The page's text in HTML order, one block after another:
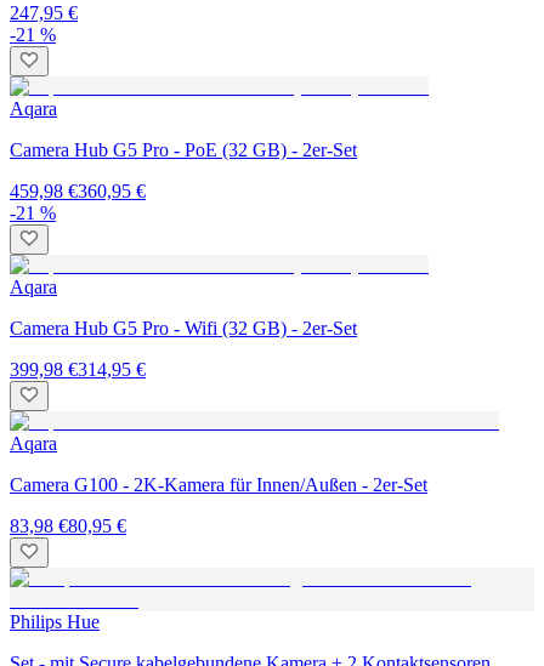
247,95 €
-21 %
Aqara
Camera Hub G5 Pro - PoE (32 GB) - 2er-Set
459,98 €360,95 €
-21 %
Aqara
Camera Hub G5 Pro - Wifi (32 GB) - 2er-Set
399,98 €314,95 €
Aqara
Camera G100 - 2K-Kamera für Innen/Außen - 2er-Set
83,98 €80,95 €
Philips Hue